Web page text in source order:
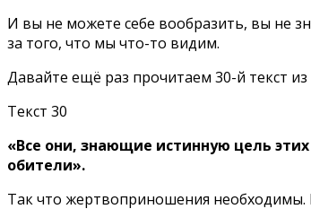
И вы не можете себе вообразить, вы не
за того, что мы что-то видим.
Давайте ещё раз прочитаем 30-й текст
Текст 30
«Все они, знающие истинную цель
обители».
Так что жертвоприношения